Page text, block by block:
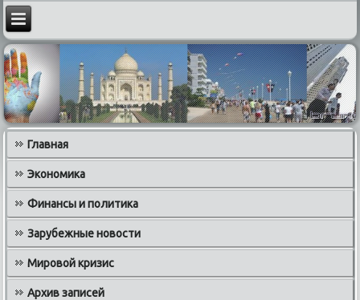
Главная
Экономика
Финансы и политика
Зарубежные новости
Мировой кризис
Архив записей